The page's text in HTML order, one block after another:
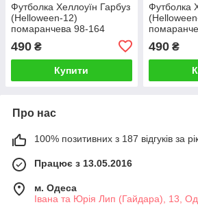
Футболка Хеллоуїн Гарбуз
(Helloween-12)
помаранчева 98-164
490 ₴
Купити
Футболка
490₴
Про нас
100% позитивних з 187 відгуків за
Працює з 13.05.2016
м. Одеса
Івана та Юрія Лип (Гайдара), 13,